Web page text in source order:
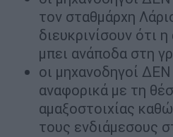
τον σταθμάρχη
διευκρινίσουν ότι
μπει ανάποδα στη
οι μηχανοδηγοί
αναφορικά με τη
αμαξοστοιχίας
τους ενδιάμεσους